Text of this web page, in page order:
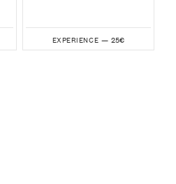
EXPERIENCE — 25€